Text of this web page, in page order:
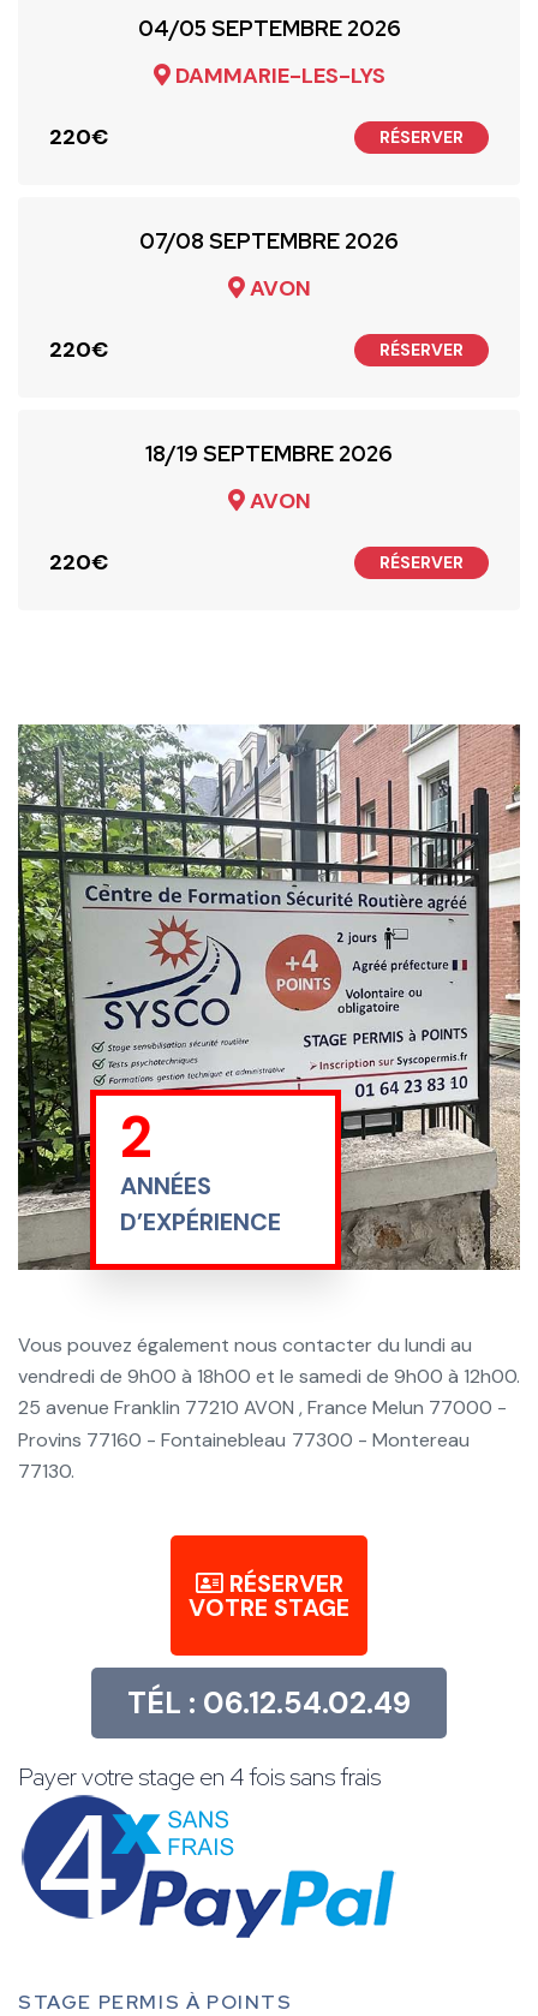
04/05 SEPTEMBRE 2026
DAMMARIE-LES-LYS
220€ RÉSERVER
07/08 SEPTEMBRE 2026
AVON
220€ RÉSERVER
18/19 SEPTEMBRE 2026
AVON
220€ RÉSERVER
18
ANNÉES
D’EXPÉRIENCE
Vous pouvez également nous contacter du lundi au
vendredi de 9h00 à 18h00 et le samedi de 9h00 à 12h00.
25 avenue Franklin 77210 AVON , France Melun 77000 -
Provins 77160 - Fontainebleau 77300 - Montereau
77130.
RÉSERVER
VOTRE STAGE
TÉL : 06.12.54.02.49
Payer votre stage en 4 fois sans frais
STAGE PERMIS À POINTS